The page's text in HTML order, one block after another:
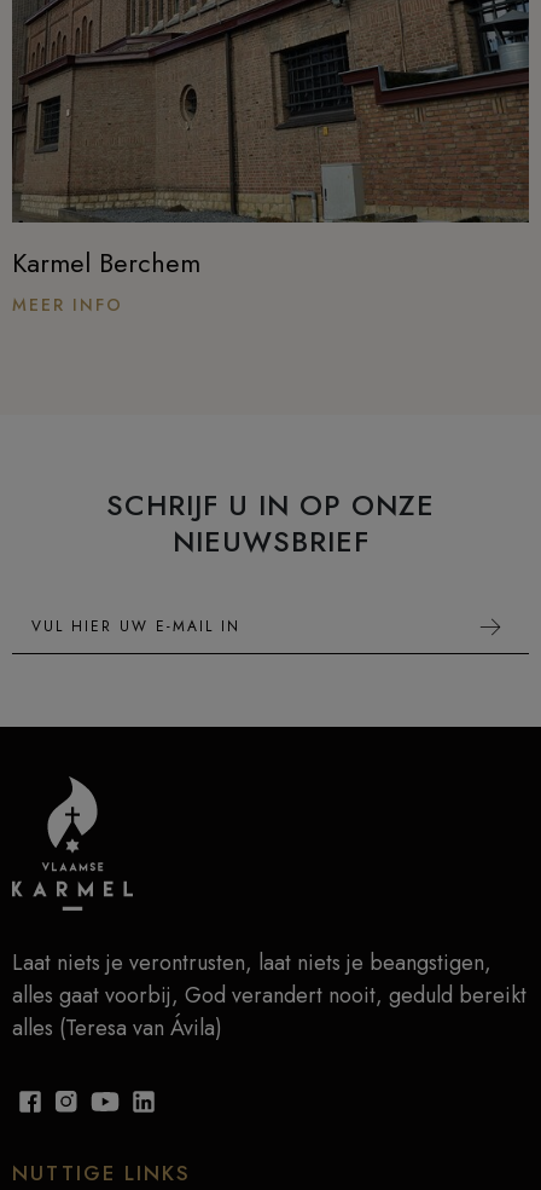
Karmel Berchem
MEER INFO
SCHRIJF U IN OP ONZE
NIEUWSBRIEF
E-mailadres
Laat niets je verontrusten, laat niets je beangstigen,
alles gaat voorbij, God verandert nooit, geduld bereikt
alles (Teresa van Ávila)
NUTTIGE LINKS